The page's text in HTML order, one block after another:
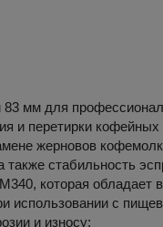
мм для
и перетирки
жерновов
также стабильность
которая
использовании с
и износу;